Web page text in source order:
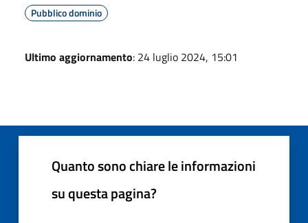
Pubblico dominio
Ultimo aggiornamento: 24 luglio 2024, 15:01
Quanto sono chiare le informazioni
su questa pagina?